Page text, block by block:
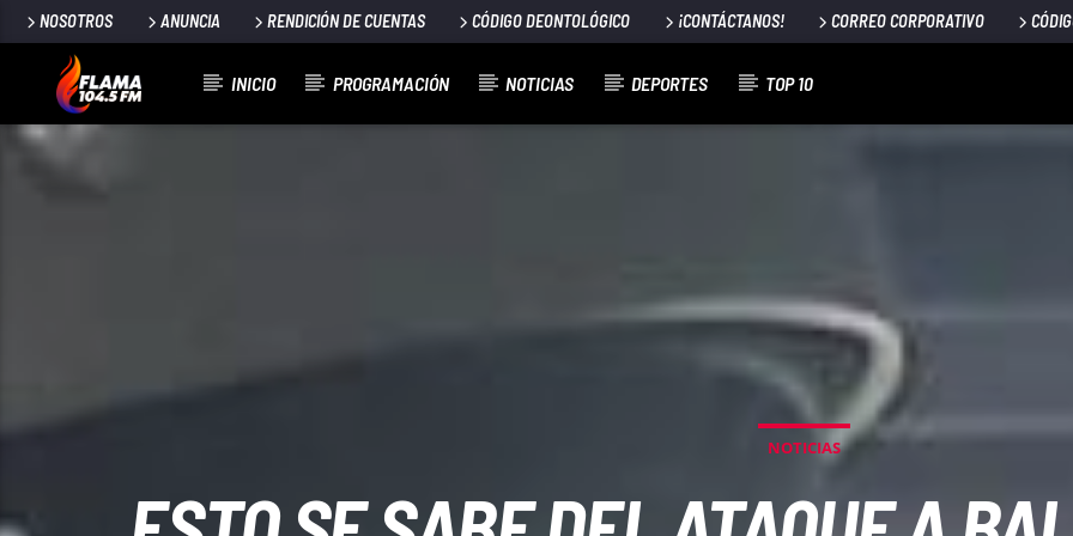
NOSOTROS ANUNCIA RENDICIÓN DE CUENTAS CÓDIGO DEONTOLÓGICO ¡CONTÁCTANOS! CORREO CORPORATIVO
INICIO PROGRAMACIÓN NOTICIAS DEPORTES TOP 10
NOTICIAS